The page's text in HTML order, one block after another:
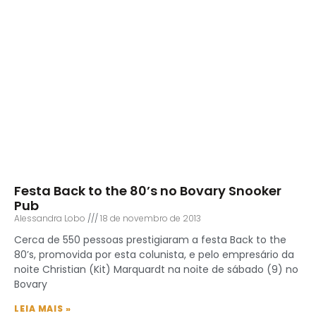
Festa Back to the 80’s no Bovary Snooker
Pub
Alessandra Lobo 18 de novembro de 2013
Cerca de 550 pessoas prestigiaram a festa Back to the
80’s, promovida por esta colunista, e pelo empresário da
noite Christian (Kit) Marquardt na noite de sábado (9) no
Bovary
LEIA MAIS »